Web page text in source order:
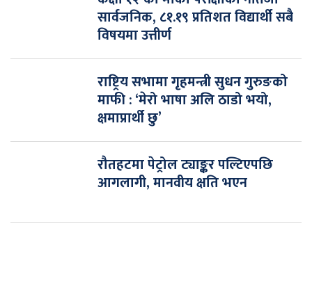
सार्वजनिक, ८१.१९ प्रतिशत विद्यार्थी सबै
विषयमा उत्तीर्ण
राष्ट्रिय सभामा गृहमन्त्री सुधन गुरुङको
माफी : ‘मेरो भाषा अलि ठाडो भयो,
क्षमाप्रार्थी छु’
रौतहटमा पेट्रोल ट्याङ्कर पल्टिएपछि
आगलागी, मानवीय क्षति भएन